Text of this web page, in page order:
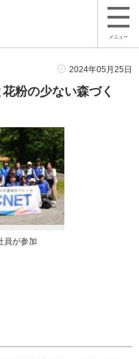
メニュー
2024年05月25日
粉の少ない森づく
員が参加